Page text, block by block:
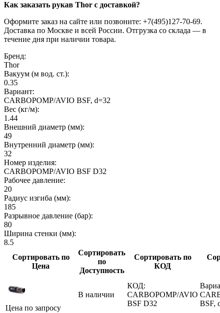
Как заказать рукав Thor с доставкой?
Оформите заказ на сайте или позвоните: +7(495)127-70-69.
Доставка по Москве и всей России. Отгрузка со склада — в
течение дня при наличии товара.
Бренд:
Thor
Вакуум (м вод. ст.):
0.35
Вариант:
CARBOPOMP/AVIO BSF, d=32
Вес (кг/м):
1.44
Внешний диаметр (мм):
49
Внутренний диаметр (мм):
32
Номер изделия:
CARBOPOMP/AVIO BSF D32
Рабочее давление:
20
Радиус изгиба (мм):
185
Разрывное давление (бар):
80
Ширина стенки (мм):
8.5
Сортировать по
Цена
Сортировать
по
Доступность
Сортировать по
КОД
Цена по запросу
В наличии
КОД:
CARBOPOMP/AVIO
BSF D32
BSF,